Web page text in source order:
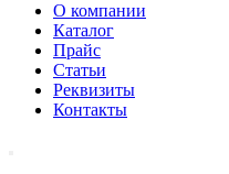
О компании
Каталог
Прайс
Статьи
Реквизиты
Контакты